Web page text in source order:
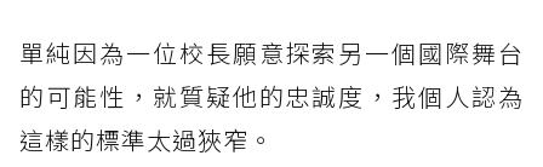
單純因為一位校長願意探索另一個國際舞台
的可能性，就質疑他的忠誠度，我個人認為
這樣的標準太過狹窄。